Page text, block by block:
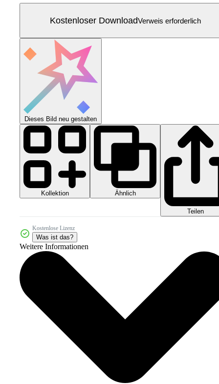
Kostenloser DownloadVerweis erforderlich
Dieses Bild neu gestalten
Kollektion Ähnlich
Teilen
Kostenlose Lizenz
Was ist das?
Weitere Informationen